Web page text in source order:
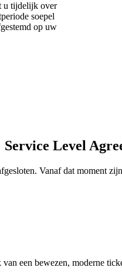
u tijdelijk over
soepel
op uw
Service Level
Vanaf dat moment
een bewezen, moderne